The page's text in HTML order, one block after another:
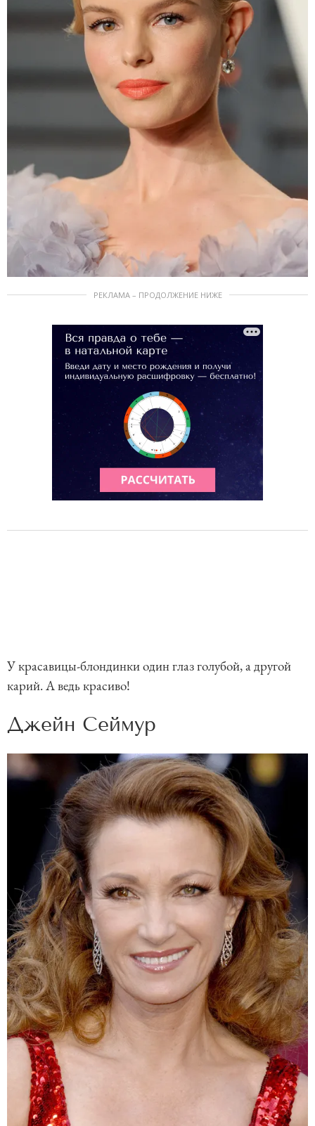
РЕКЛАМА – ПРОДОЛЖЕНИЕ НИЖЕ
У красавицы-блондинки один глаз голубой, а другой
карий. А ведь красиво!
Джейн Сеймур